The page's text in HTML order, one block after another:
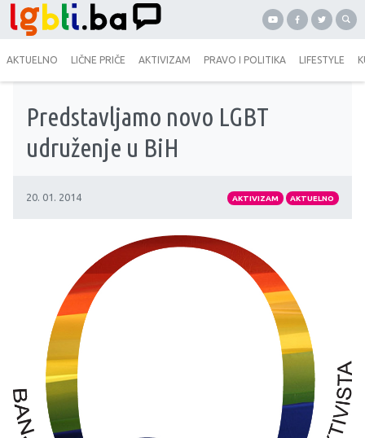
AKTUELNO LIČNE PRIČE AKTIVIZAM PRAVO I POLITIKA LIFESTYLE
Predstavljamo novo LGBT
udruženje u BiH
20. 01. 2014 AKTIVIZAM AKTUELNO